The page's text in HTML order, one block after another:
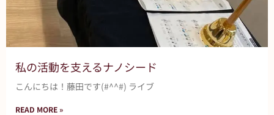
私の活動を支えるナノシード
こんにちは！藤田です(#^^#) ライブ
READ MORE »